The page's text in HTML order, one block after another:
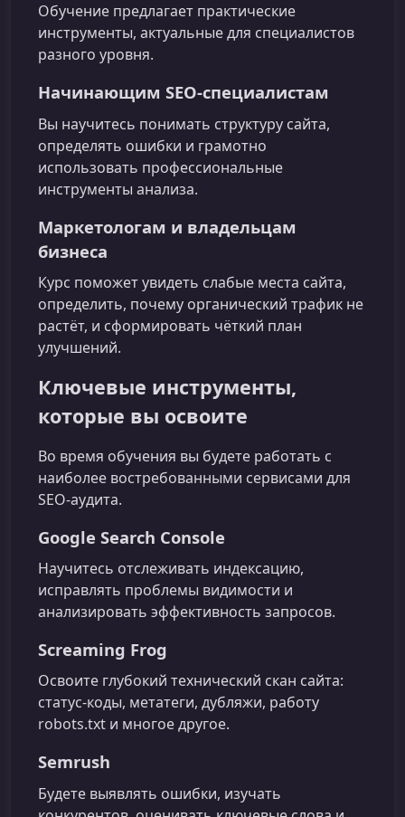
Обучение предлагает практические
инструменты, актуальные для специалистов
разного уровня.
Начинающим SEO-специалистам
Вы научитесь понимать структуру сайта,
определять ошибки и грамотно
использовать профессиональные
инструменты анализа.
Маркетологам и владельцам
бизнеса
Курс поможет увидеть слабые места сайта,
определить, почему органический трафик не
растёт, и сформировать чёткий план
улучшений.
Ключевые инструменты,
которые вы освоите
Во время обучения вы будете работать с
наиболее востребованными сервисами для
SEO-аудита.
Google Search Console
Научитесь отслеживать индексацию,
исправлять проблемы видимости и
анализировать эффективность запросов.
Screaming Frog
Освоите глубокий технический скан сайта:
статус-коды, метатеги, дубляжи, работу
robots.txt и многое другое.
Semrush
Будете выявлять ошибки, изучать